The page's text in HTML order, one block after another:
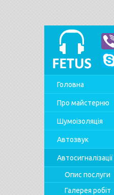
Головна
Про майстерню
Шумоізоляція
Автозвук
Автосигналізації
Опис послуги
Галерея робіт